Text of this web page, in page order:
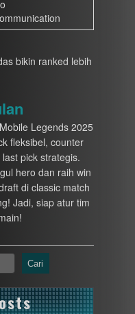
bikin ranked lebih
Legends 2025
fleksibel, counter
pick strategis.
hero dan raih win
di classic match
Jadi, siap atur tim
Cari